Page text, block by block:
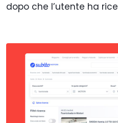
dopo che l’utente ha